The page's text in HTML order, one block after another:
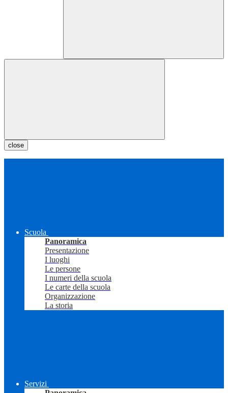
close
Scuola
Panoramica
Presentazione
I luoghi
Le persone
I numeri della scuola
Le carte della scuola
Organizzazione
La storia
Servizi